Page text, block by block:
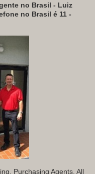
no Brasil - Luiz
no Brasil é 11 -
Purchasing Agents. All